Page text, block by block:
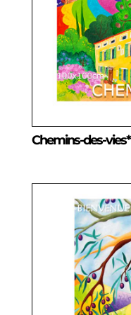
Chemins-des-vies*